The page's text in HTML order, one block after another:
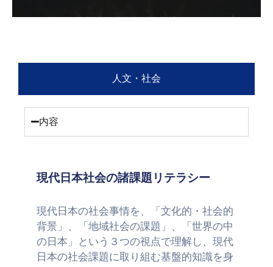
人文・社会
内容
現代日本社会の諸課題リテラシー
現代日本の社会事情を、「文化的・社会的
背景」、「地域社会の課題」、「世界の中
の日本」という３つの視点で理解し、現代
日本の社会課題に取り組む基盤的知識を身